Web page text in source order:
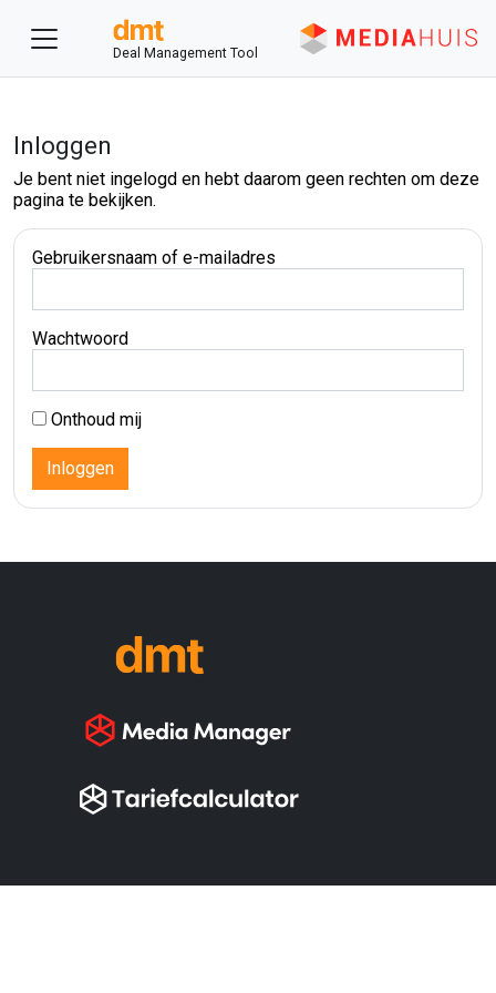
Deal Management Tool
Inloggen
Je bent niet ingelogd en hebt daarom geen rechten om deze
pagina te bekijken.
Gebruikersnaam of e-mailadres
Wachtwoord
Onthoud mij